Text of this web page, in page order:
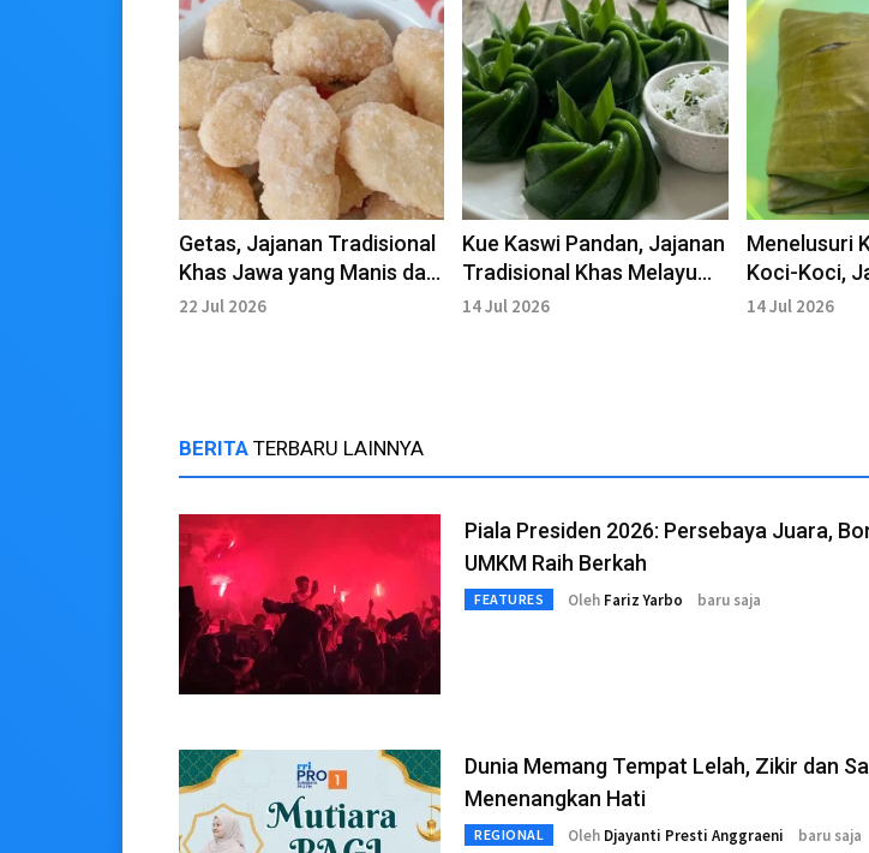
Getas, Jajanan Tradisional
Khas Jawa yang Manis dan
Gurih
22 Jul 2026
Kue Kaswi Pandan, Jajanan
Tradisional Khas Melayu
yang Kenyal, Lembut dan
14 Jul 2026
Menelusuri
Koci-Koci,
Tradisional
14 Jul 2026
BERITA TERBARU LAINNYA
Piala Presiden 2026: Persebaya Juara,
UMKM Raih Berkah
FEATURES Oleh Fariz Yarbo baru saja
Dunia Memang Tempat Lelah, Zikir dan
Menenangkan Hati
REGIONAL Oleh Djayanti Presti Anggraeni baru saja